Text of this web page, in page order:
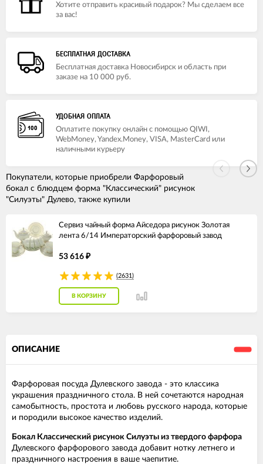
Хотите отправить красивый подарок? Мы сделаем все
за вас!
БЕСПЛАТНАЯ ДОСТАВКА
Бесплатная доставка Новосибирск и область при
заказе на 10 000 руб.
УДОБНАЯ ОПЛАТА
Оплатите покупку онлайн с помощью QIWI,
WebMoney, Yandex.Money, VISA, MasterCard или
наличными курьеру
Покупатели, которые приобрели Фарфоровый
бокал с блюдцем форма "Классический" рисунок
"Силуэты" Дулево, также купили
Сервиз чайный форма Айседора рисунок Золотая
лента 6/14 Императорский фарфоровый завод
53 616 ₽
(2631)
В КОРЗИНУ
ОПИСАНИЕ
Фарфоровая посуда Дулевского завода - это классика
украшения праздничного стола. В ней сочетаются народная
самобытность, простота и любовь русского народа, которые
и породили высокое качество изделий.
Бокал Классический рисунок Силуэты из твердого фарфора
Дулевского фарфорового завода добавит нотку летнего и
праздничного настроения в ваше чаепитие.